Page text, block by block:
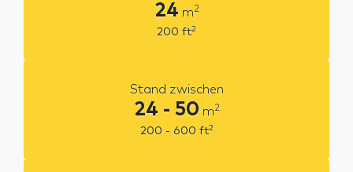
24 m2
200 ft2
Stand zwischen
24 - 50 m2
200 - 600 ft2